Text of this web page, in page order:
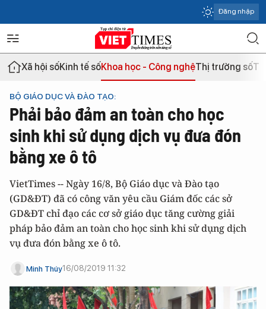
Đăng nhập
Xã hội sốKinh tế sốKhoa học - Công nghệThị trường số
BỘ GIÁO DỤC VÀ ĐÀO TẠO:
Phải bảo đảm an toàn cho học
sinh khi sử dụng dịch vụ đưa đón
bằng xe ô tô
VietTimes -- Ngày 16/8, Bộ Giáo dục và Đào tạo
(GD&ĐT) đã có công văn yêu cầu Giám đốc các sở
GD&ĐT chỉ đạo các cơ sở giáo dục tăng cường giải
pháp bảo đảm an toàn cho học sinh khi sử dụng dịch
vụ đưa đón bằng xe ô tô.
Minh Thúy16/08/2019 11:32